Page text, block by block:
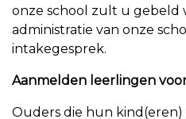
onze school zult u gebeld
administratie van onze
intakegesprek.
Aanmelden leerlingen
Ouders die hun kind(eren)